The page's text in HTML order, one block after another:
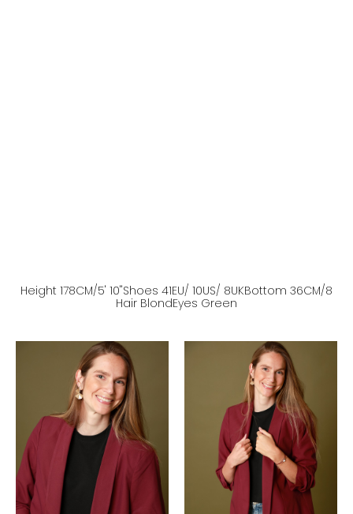
Height 178CM/5' 10''Shoes 41EU/ 10US/ 8UKBottom 36CM/8
Hair BlondEyes Green